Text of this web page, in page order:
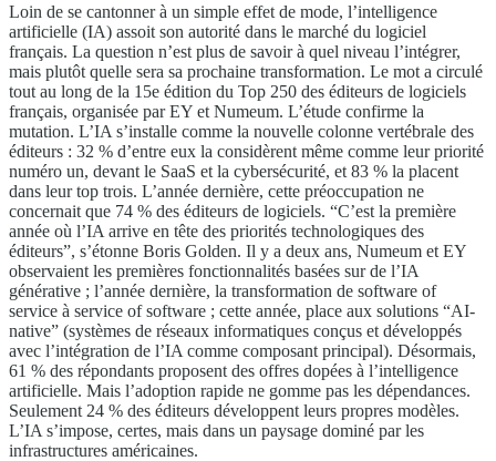
Loin de se cantonner à un simple effet de mode, l’intelligence
artificielle (IA) assoit son autorité dans le marché du logiciel
français. La question n’est plus de savoir à quel niveau l’intégrer,
mais plutôt quelle sera sa prochaine transformation. Le mot a circulé
tout au long de la 15e édition du Top 250 des éditeurs de logiciels
français, organisée par EY et Numeum. L’étude confirme la
mutation. L’IA s’installe comme la nouvelle colonne vertébrale des
éditeurs : 32 % d’entre eux la considèrent même comme leur priorité
numéro un, devant le SaaS et la cybersécurité, et 83 % la placent
dans leur top trois. L’année dernière, cette préoccupation ne
concernait que 74 % des éditeurs de logiciels. “C’est la première
année où l’IA arrive en tête des priorités technologiques des
éditeurs”, s’étonne Boris Golden. Il y a deux ans, Numeum et EY
observaient les premières fonctionnalités basées sur de l’IA
générative ; l’année dernière, la transformation de software of
service à service of software ; cette année, place aux solutions “AI-
native” (systèmes de réseaux informatiques conçus et développés
avec l’intégration de l’IA comme composant principal). Désormais,
61 % des répondants proposent des offres dopées à l’intelligence
artificielle. Mais l’adoption rapide ne gomme pas les dépendances.
Seulement 24 % des éditeurs développent leurs propres modèles.
L’IA s’impose, certes, mais dans un paysage dominé par les
infrastructures américaines.